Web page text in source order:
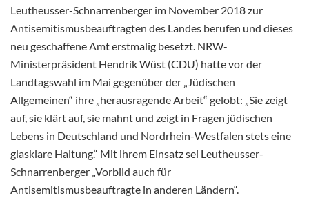
Leutheusser-Schnarrenberger im November 2018 zur
Antisemitismusbeauftragten des Landes berufen und dieses
neu geschaffene Amt erstmalig besetzt. NRW-
Ministerpräsident Hendrik Wüst (CDU) hatte vor der
Landtagswahl im Mai gegenüber der „Jüdischen
Allgemeinen“ ihre „herausragende Arbeit“ gelobt: „Sie zeigt
auf, sie klärt auf, sie mahnt und zeigt in Fragen jüdischen
Lebens in Deutschland und Nordrhein-Westfalen stets eine
glasklare Haltung.“ Mit ihrem Einsatz sei Leutheusser-
Schnarrenberger „Vorbild auch für
Antisemitismusbeauftragte in anderen Ländern“.